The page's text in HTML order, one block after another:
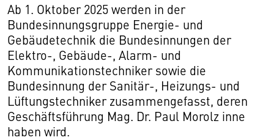
Ab 1. Oktober 2025 werden in der
Bundesinnungsgruppe Energie- und
Gebäudetechnik die Bundesinnungen der
Elektro-, Gebäude-, Alarm- und
Kommunikationstechniker sowie die
Bundesinnung der Sanitär-, Heizungs- und
Lüftungstechniker zusammengefasst, deren
Geschäftsführung Mag. Dr. Paul Morolz inne
haben wird.